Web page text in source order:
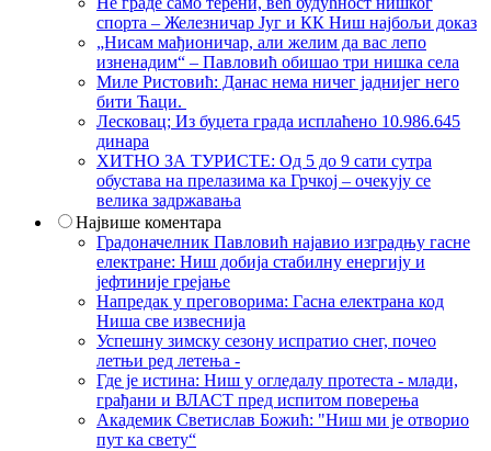
спорта – Железничар Југ и КК Ниш најбољи доказ
„Нисам мађионичар, али желим да вас лепо
изненадим“ – Павловић обишао три нишка села
Миле Ристовић: Данас нема ничег јаднијег него
бити Ћаци.
Лесковац; Из буџета града исплаћено 10.986.645
динара
ХИТНО ЗА ТУРИСТЕ: Од 5 до 9 сати сутра
обустава на прелазима ка Грчкој – очекују се
велика задржавања
Највише коментара
Градоначелник Павловић најавио изградњу гасне
електране: Ниш добија стабилну енергију и
јефтиније грејање
Напредак у преговорима: Гасна електрана код
Ниша све извеснија
Успешну зимску сезону испратио снег, почео
летњи ред летења -
Где је истина: Ниш у огледалу протеста - млади,
грађани и ВЛАСТ пред испитом поверења
Академик Светислав Божић: "Ниш ми је отворио
пут ка свету“